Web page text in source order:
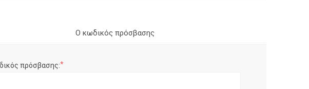
Ο κωδικός πρόσβασης
πρόσβασης:*